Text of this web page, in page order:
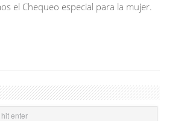
el Chequeo especial para la mujer.